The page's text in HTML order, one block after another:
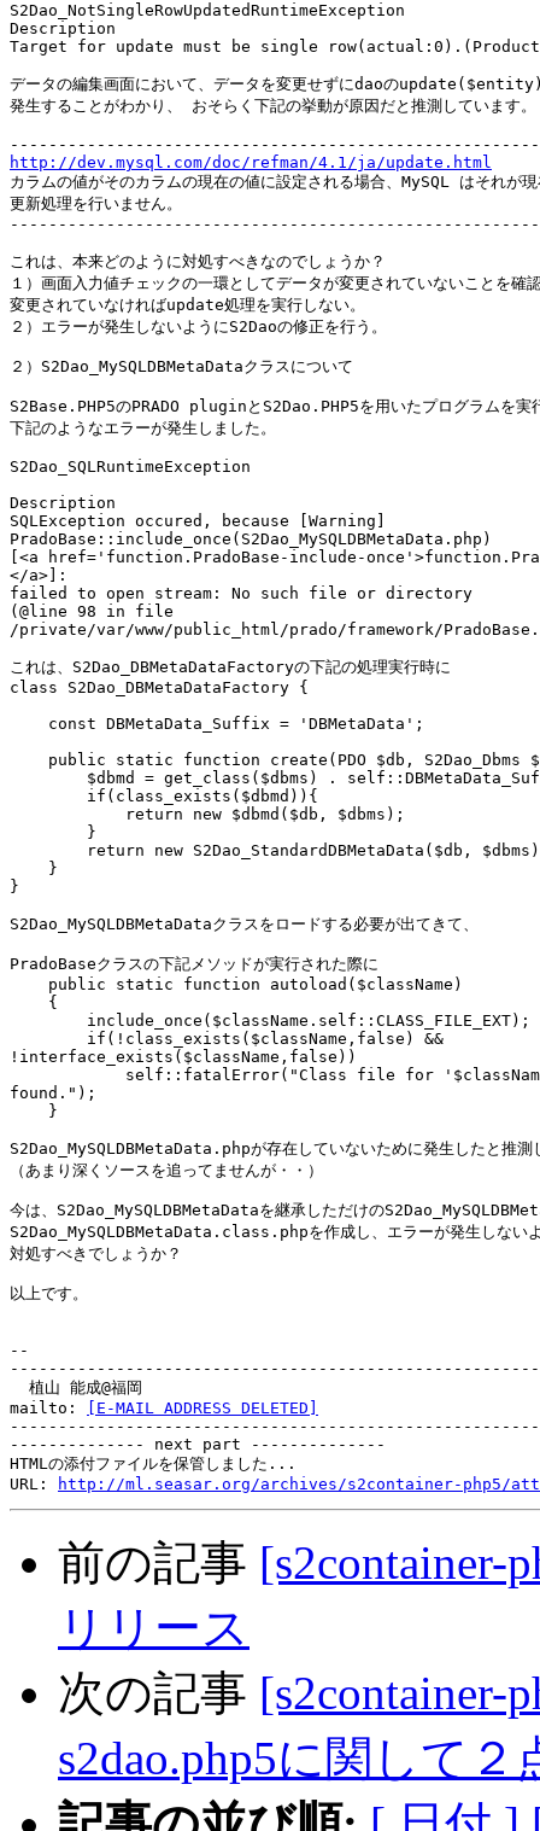
S2Dao_NotSingleRowUpdatedRuntimeException
Description
Target for update must be single
データの編集画面において、データを変更せずにdaoのupdate($entity)
発生することがわかり、 おそらく下記の挙動が原因だと推測しています。
http://dev.mysql.com/doc/refman/4.1/ja/update.html
カラムの値がそのカラムの現在の値に設定される場合、MySQL はそれが
更新処理を行いません。
これは、本来どのように対処すべきなのでしょうか？
１）画面入力値チェックの一環としてデータが変更されていないことを確
変更されていなければupdate処理を実行しない。
２）エラーが発生しないようにS2Daoの修正を行う。
２）S2Dao_MySQLDBMetaDataクラスについて
S2Base.PHP5のPRADO pluginとS2Dao.PHP5を用いたプログラムを実
下記のようなエラーが発生しました。
S2Dao_SQLRuntimeException
Description
SQLException occured, because [Warning]
PradoBase::include_once(S2Dao_MySQLDBMetaData.php)
[<a href='function.PradoBase-include-
</a>]:
failed to open stream: No such file or directory
(@line 98 in file
/private/var/www/public_html/prado/framework/
これは、S2Dao_DBMetaDataFactoryの下記の処理実行時に
class S2Dao_DBMetaDataFactory {
    const DBMetaData_Suffix = 'DBMetaData';
public static function create(PDO $db, S2Dao_Dbms
$dbmd = get_class($dbms) .
        if(class_exists($dbmd)){
            return new $dbmd($db, $dbms);
        }
return new S2Dao_StandardDBMetaData($db,
    }
}
S2Dao_MySQLDBMetaDataクラスをロードする必要が出てきて、
PradoBaseクラスの下記メソッドが実行された際に
    public static function autoload($className)
    {
        include_once($className.self::CLASS_FILE_EXT);
        if(!class_exists($className,false) &&
!interface_exists($className,false))
self::fatalError("Class file for
found.");
    }
S2Dao_MySQLDBMetaData.phpが存在していないために発生したと推測
（あまり深くソースを追ってませんが・・）
今は、S2Dao_MySQLDBMetaDataを継承しただけの
S2Dao_MySQLDBMetaData.class.phpを作成し、エラーが発生しない
対処すべきでしょうか？
以上です。
--
  植山 能成@福岡
mailto:
[E-MAIL ADDRESS DELETED]
-------------- next part --------------
HTMLの添付ファイルを保管しました...
URL:
http://ml.seasar.org/archives/s2container-php5/
前の記事 [s2container-
リリース
次の記事 [s2container-
s2dao.php5に関して２